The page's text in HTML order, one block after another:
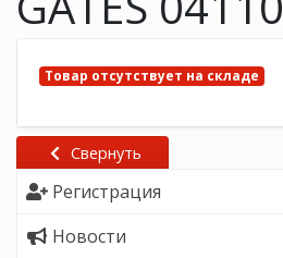
Свернуть
Регистрация
Новости
Товар отсутствует на складе